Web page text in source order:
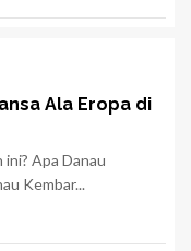
Ala Eropa di
Apa Danau
Kembar...